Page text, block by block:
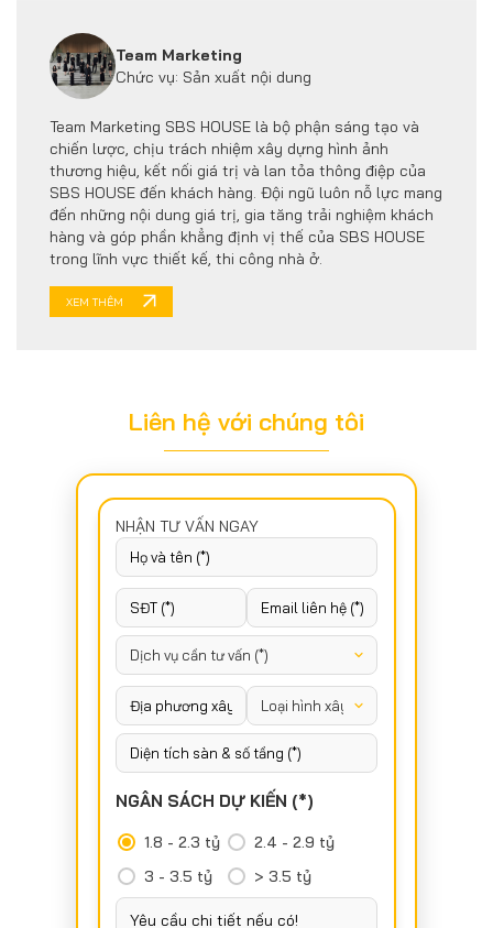
Team Marketing
Chức vụ: Sản xuất nội dung
Team Marketing SBS HOUSE là bộ phận sáng tạo và
chiến lược, chịu trách nhiệm xây dựng hình ảnh
thương hiệu, kết nối giá trị và lan tỏa thông điệp của
SBS HOUSE đến khách hàng. Đội ngũ luôn nỗ lực mang
đến những nội dung giá trị, gia tăng trải nghiệm khách
hàng và góp phần khẳng định vị thế của SBS HOUSE
trong lĩnh vực thiết kế, thi công nhà ở.
XEM THÊM
Liên hệ với chúng tôi
NHẬN TƯ VẤN NGAY
NGÂN SÁCH DỰ KIẾN (*)
1.8 - 2.3 tỷ
2.4 - 2.9 tỷ
3 - 3.5 tỷ
> 3.5 tỷ